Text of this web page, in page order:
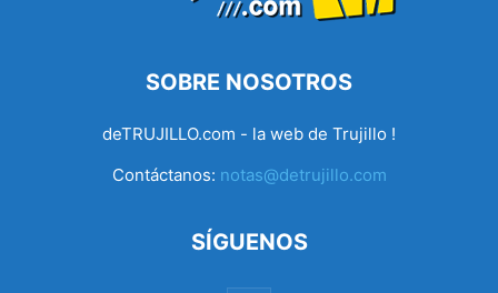
SOBRE NOSOTROS
deTRUJILLO.com - la web de Trujillo !
Contáctanos: notas@detrujillo.com
SÍGUENOS